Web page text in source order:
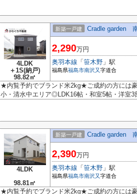
4LDK
＋1S(納戸)
98.82㎡
新築一戸建 Cradle garden
2,290万円
奥羽本線 「 笹木野 」駅
福島県福島市南沢又字道合
★内覧予約でブランド米2kg★ご成約の方には
小・清水中エリア◎LDK16帖・和室5帖・洋室
4LDK
98.81㎡
新築一戸建 Cradle garden
2,390万円
奥羽本線 「 笹木野 」駅
福島県福島市南沢又字道合
★内覧予約でブランド米2kg★ご成約の方には